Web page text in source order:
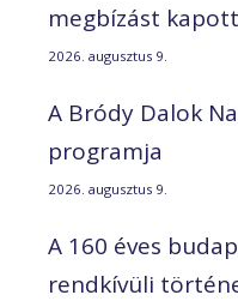
megbízást kapott
2026. augusztus 9.
A Bródy Dalok
programja
2026. augusztus 9.
A 160 éves
rendkívüli